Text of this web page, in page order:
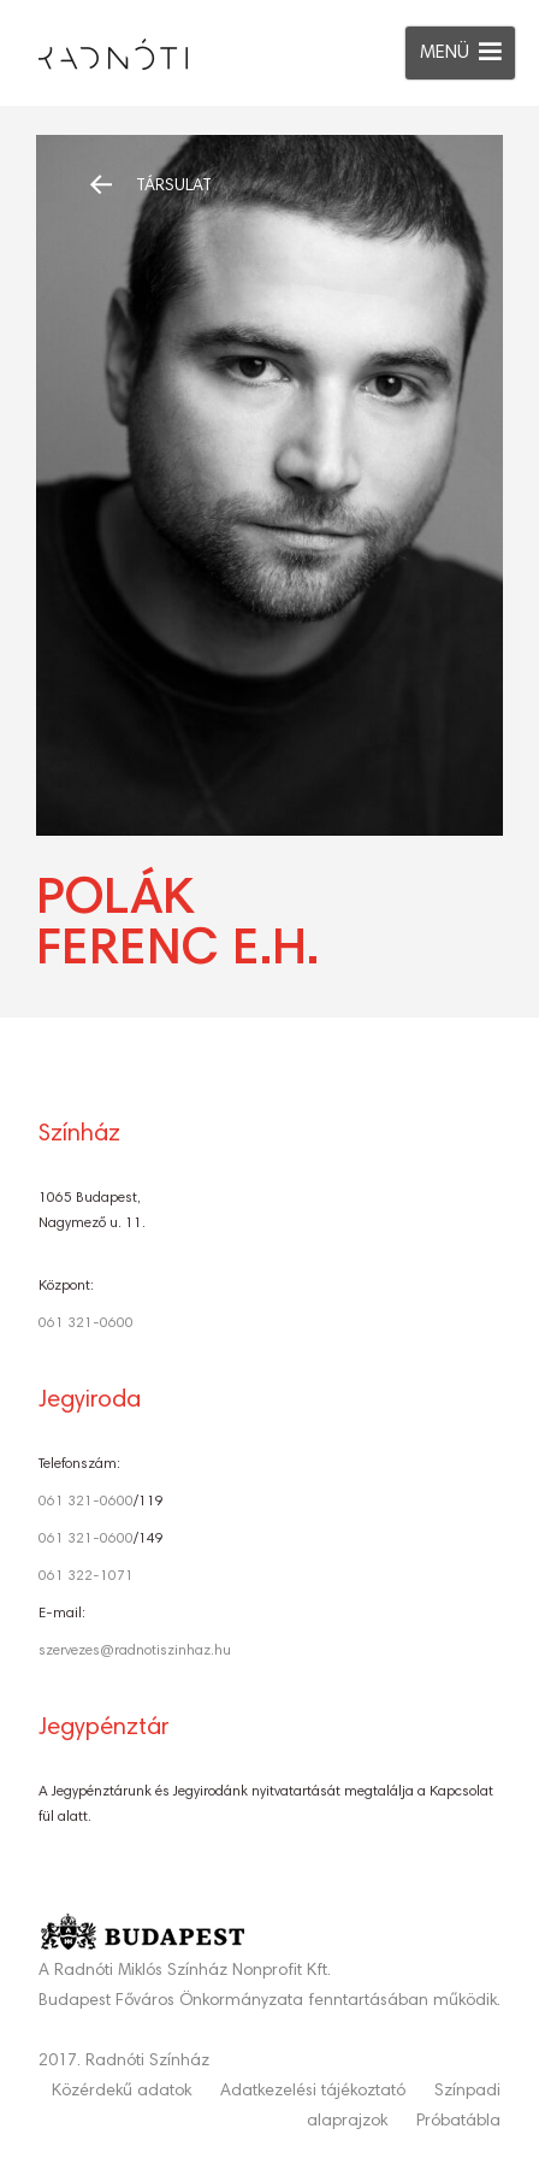
MENÜ
TÁRSULAT
POLÁK
FERENC E.H.
Színház
1065 Budapest,
Nagymező u. 11.
Központ:
061 321-0600
Jegyiroda
Telefonszám:
061 321-0600/119
061 321-0600/149
061 322-1071
E-mail:
szervezes@radnotiszinhaz.hu
Jegypénztár
A Jegypénztárunk és Jegyirodánk nyitvatartását megtalálja a Kapcsolat
fül alatt.
A Radnóti Miklós Színház Nonprofit Kft.
Budapest Főváros Önkormányzata fenntartásában működik.
2017. Radnóti Színház
Közérdekű adatok
Adatkezelési tájékoztató
Színpadi
alaprajzok
Próbatábla